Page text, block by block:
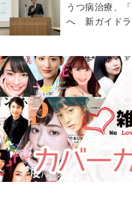
うつ病治療、
へ 新ガイドラ